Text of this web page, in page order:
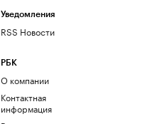
Уведомления
RSS Новости
РБК
О компании
Контактная
информация